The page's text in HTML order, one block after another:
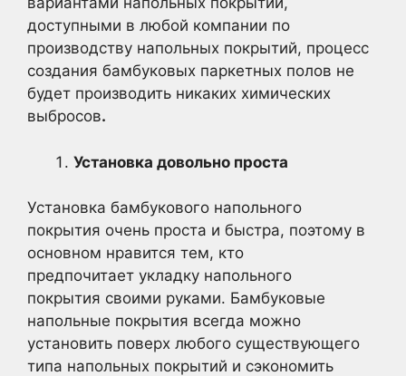
доступными в любой компании по
производству напольных покрытий, процесс
создания бамбуковых паркетных полов не
будет производить никаких химических
выбросов.
Установка довольно проста
Установка бамбукового напольного
покрытия очень проста и быстра, поэтому в
основном нравится тем, кто
предпочитает укладку напольного
покрытия своими руками. Бамбуковые
напольные покрытия всегда можно
установить поверх любого существующего
типа напольных покрытий и сэкономить